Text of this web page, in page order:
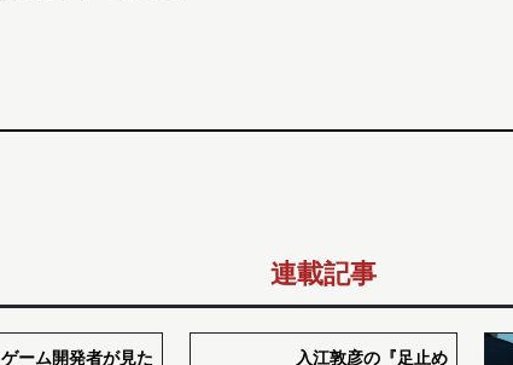
連載記事
ゲーム開発者が見た
入江敦彦の『足止め